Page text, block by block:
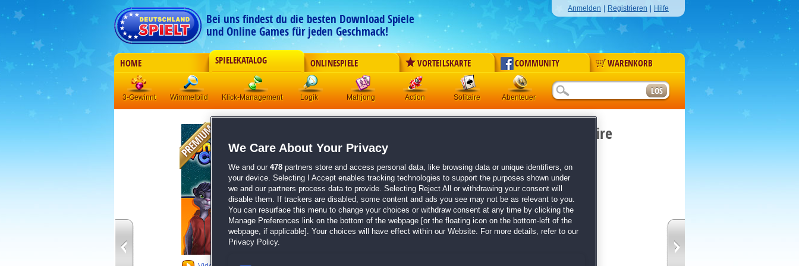
Bei uns findest du die besten Download Spiele
und Online Games für jeden Geschmack!
Anmelden Registrieren Hilfe
HOME SPIELEKATALOG ONLINESPIELE VORTEILSKARTE COMMUNITY WARENKORB
3-Gewinnt Wimmelbild Klick-Management Logik Mahjong Action Solitaire Abenteuer
Around the Campfire
Originaltitel:
von4 Mitgliedern
Wimmelbild | Größe: 177.0 MB
140 Clutter-Wimmelbild-Rätsel
20 zusätzliche Level
We Care About Your Privacy
We and our 478 partners store and access personal data, like browsing data or unique identifiers, on
your device. Selecting I Accept enables tracking technologies to support the purposes shown under
we and our partners process data to provide. Selecting Reject All or withdrawing your consent will
disable them. If trackers are disabled, some content and ads you see may not be as relevant to you.
You can resurface this menu to change your choices or withdraw consent at any time by clicking the
Manage Preferences link on the bottom of the webpage [or the floating icon on the bottom-left of the
webpage, if applicable]. Your choices will have effect within our Website. For more details, refer to our
Privacy Policy.